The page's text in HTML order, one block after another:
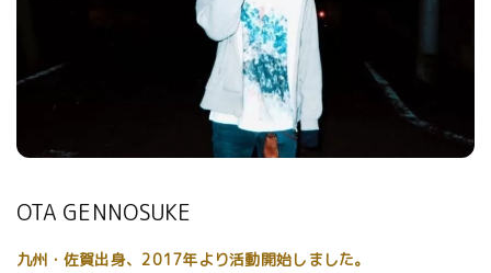
OTA GENNOSUKE
九州・佐賀出身、2017年より活動開始しました。